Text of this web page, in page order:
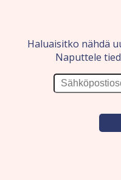
Haluaisitko nähdä
Naputtele